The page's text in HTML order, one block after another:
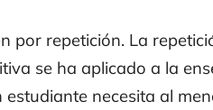
por repetición. La
se ha aplicado a la
necesita al